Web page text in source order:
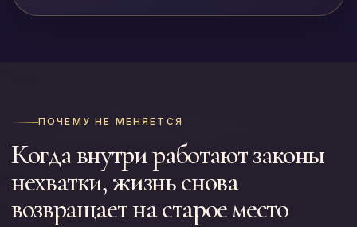
ПОЧЕМУ НЕ МЕНЯЕТСЯ
Когда внутри работают законы
нехватки, жизнь снова
возвращает на старое место